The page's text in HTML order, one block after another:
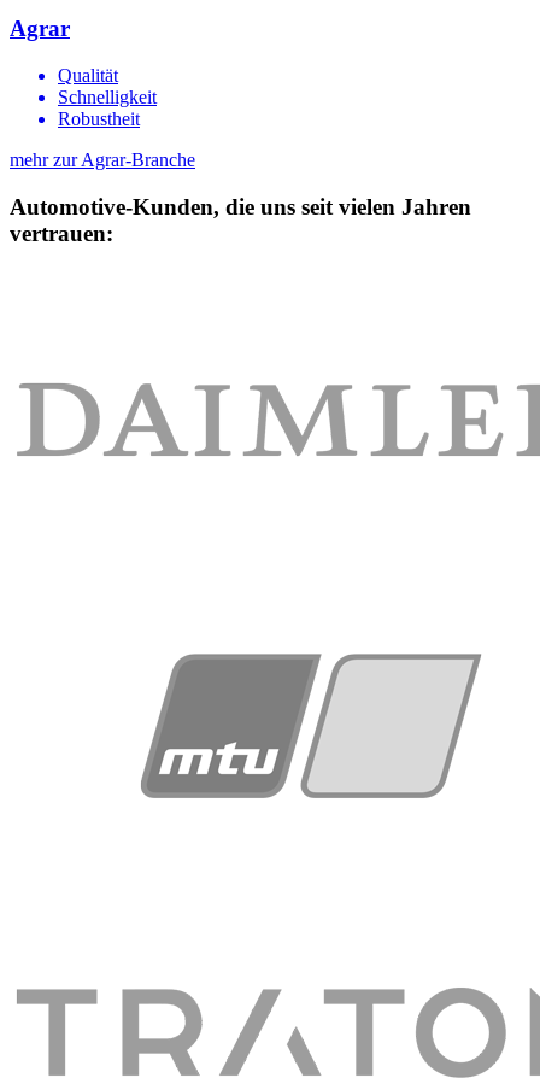
Agrar
Qualität
Schnelligkeit
Robustheit
mehr zur Agrar-Branche
Automotive-Kunden, die uns seit vielen Jahren
vertrauen: